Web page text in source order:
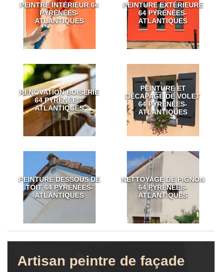
PEINTRE INTÉRIEUR 64
PYRÉNÉES-
ATLANTIQUES
PEINTURE EXTÉRIEURE
64 PYRÉNÉES-
ATLANTIQUES
RÉNOVATION BOISERIE
64 PYRÉNÉES-
ATLANTIQUES
PEINTURE ET
DÉCAPAGE DE VOLET
64 PYRÉNÉES-
ATLANTIQUES
PEINTURE DESSOUS DE
TOIT 64 PYRÉNÉES-
ATLANTIQUES
NETTOYAGE DE PIGNON
64 PYRÉNÉES-
ATLANTIQUES
Artisan peintre de façade